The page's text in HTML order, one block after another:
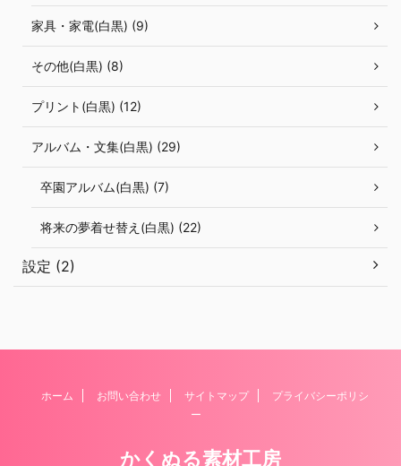
家具・家電(白黒) (9)
その他(白黒) (8)
プリント(白黒) (12)
アルバム・文集(白黒) (29)
卒園アルバム(白黒) (7)
将来の夢着せ替え(白黒) (22)
設定 (2)
ホーム お問い合わせ サイトマップ
プライバシーポリシ
ー
かくぬる素材工房